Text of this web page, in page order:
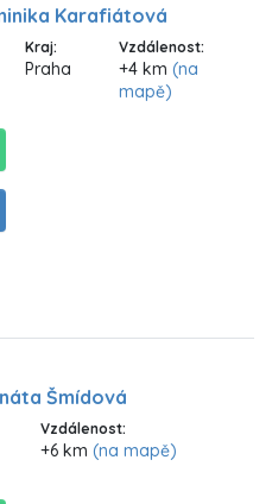
Karafiátová
Kraj:
Praha
Vzdálenost:
+4 km (na
mapě)
Šmídová
Vzdálenost:
+6 km (na mapě)